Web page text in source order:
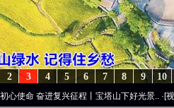
10
9
8
7
6
5
4
3
2
奋进复兴征程丨宝塔山下好光景..·[视频]因